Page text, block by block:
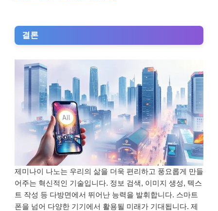
결론
제미나이 나노는 우리의 삶을 더욱 편리하고 풍요롭게 만들
어주는 혁신적인 기술입니다. 정보 검색, 이미지 생성, 텍스
트 작성 등 다방면에서 뛰어난 능력을 발휘합니다. 스마트
폰을 넘어 다양한 기기에서 활용될 미래가 기대됩니다. 제